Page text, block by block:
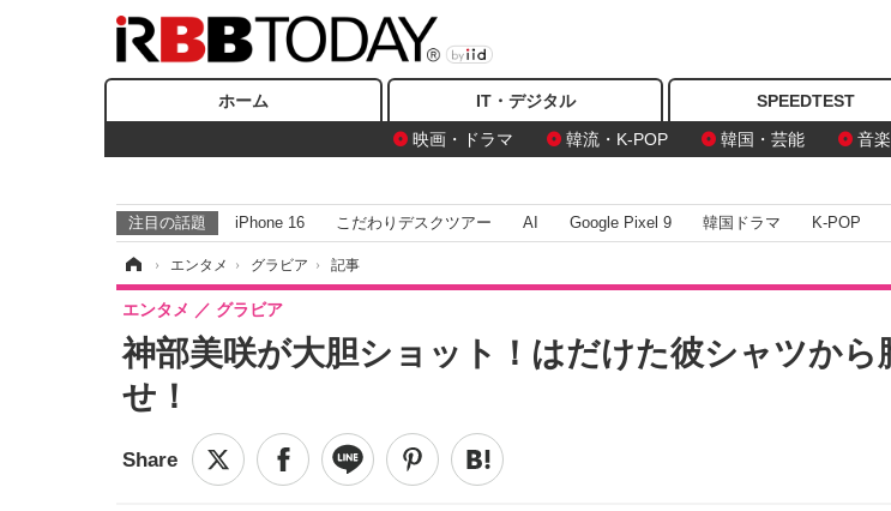
ホーム IT・デジタル SPEEDTEST
映画・ドラマ
韓流・K-POP 韓国・芸能 音楽
注目の話題 iPhone 16 こだわりデスクツアー AI Google Pixel 9 韓国ドラマ K-POP
› エンタメ › グラビア › 記事
神部美咲が大胆ショット！はだけた彼シャツから
せ！
エンタメ グラビア